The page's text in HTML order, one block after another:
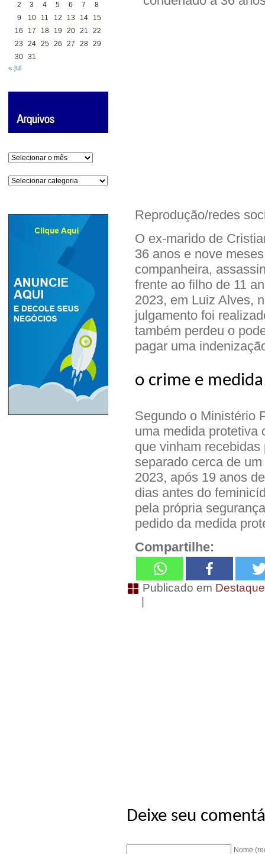
2
3 4 5 6 7
8
9
10 11 12 13 14
15
16
17 18 19 20 21
22
23
24 25 26 27 28 29
30 31
« jul
Arquivos
Categorias
Reprodução/redes
O ex-marido de
36 anos e nove
companheira,
frente ao filho de 11
2023, em Luiz Alves,
julgamento foi
também perdeu o
pagar uma
o crime e
Segundo o Ministério
uma medida protetiva
que vinham
separado cerca de
2023, após 19 anos
dias antes do
pela própria
pedido da medida
Compartilhe:
Publicado em
|
Deixe seu
Nome